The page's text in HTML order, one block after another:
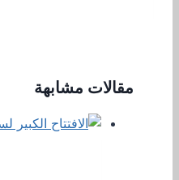
مقالات مشابهة